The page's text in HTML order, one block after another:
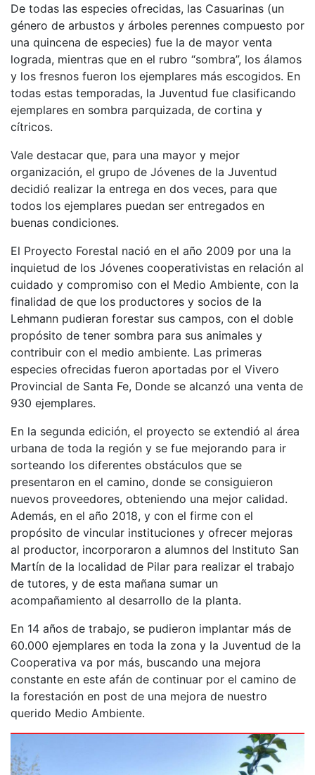
De todas las especies ofrecidas, las Casuarinas (un
género de arbustos y árboles perennes compuesto por
una quincena de especies) fue la de mayor venta
lograda, mientras que en el rubro “sombra”, los álamos
y los fresnos fueron los ejemplares más escogidos. En
todas estas temporadas, la Juventud fue clasificando
ejemplares en sombra parquizada, de cortina y
cítricos.
Vale destacar que, para una mayor y mejor
organización, el grupo de Jóvenes de la Juventud
decidió realizar la entrega en dos veces, para que
todos los ejemplares puedan ser entregados en
buenas condiciones.
El Proyecto Forestal nació en el año 2009 por una la
inquietud de los Jóvenes cooperativistas en relación al
cuidado y compromiso con el Medio Ambiente, con la
finalidad de que los productores y socios de la
Lehmann pudieran forestar sus campos, con el doble
propósito de tener sombra para sus animales y
contribuir con el medio ambiente. Las primeras
especies ofrecidas fueron aportadas por el Vivero
Provincial de Santa Fe, Donde se alcanzó una venta de
930 ejemplares.
En la segunda edición, el proyecto se extendió al área
urbana de toda la región y se fue mejorando para ir
sorteando los diferentes obstáculos que se
presentaron en el camino, donde se consiguieron
nuevos proveedores, obteniendo una mejor calidad.
Además, en el año 2018, y con el firme con el
propósito de vincular instituciones y ofrecer mejoras
al productor, incorporaron a alumnos del Instituto San
Martín de la localidad de Pilar para realizar el trabajo
de tutores, y de esta mañana sumar un
acompañamiento al desarrollo de la planta.
En 14 años de trabajo, se pudieron implantar más de
60.000 ejemplares en toda la zona y la Juventud de la
Cooperativa va por más, buscando una mejora
constante en este afán de continuar por el camino de
la forestación en post de una mejora de nuestro
querido Medio Ambiente.